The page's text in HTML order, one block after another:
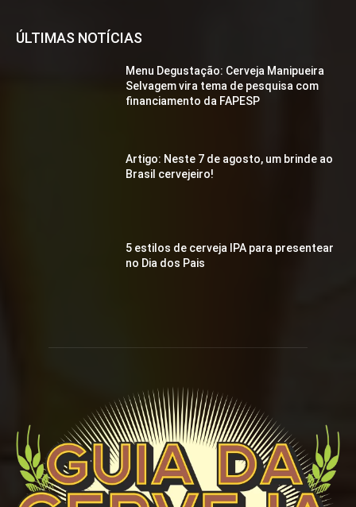
ÚLTIMAS NOTÍCIAS
Menu Degustação: Cerveja Manipueira
Selvagem vira tema de pesquisa com
financiamento da FAPESP
Artigo: Neste 7 de agosto, um brinde ao
Brasil cervejeiro!
5 estilos de cerveja IPA para presentear
no Dia dos Pais